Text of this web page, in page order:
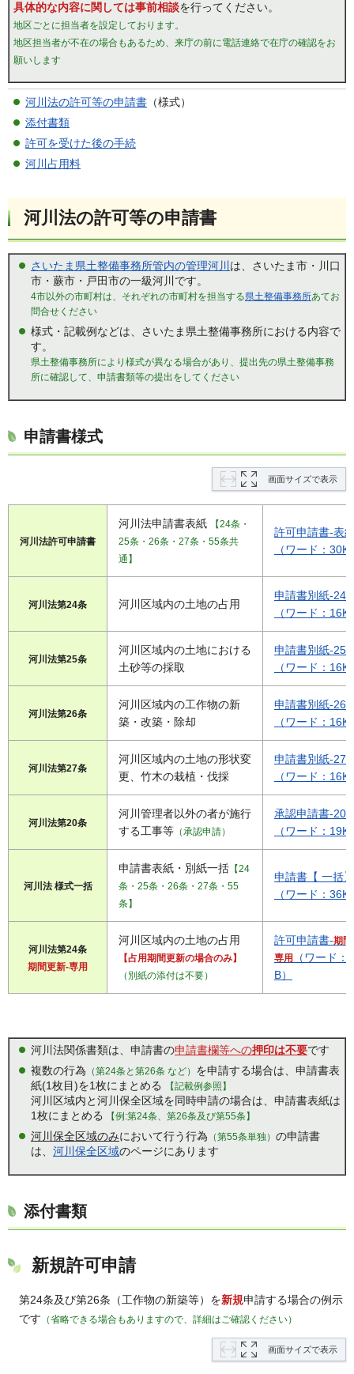
具体的な内容に関しては事前相談を行ってください。
地区ごとに担当者を設定しております。
地区担当者が不在の場合もあるため、来庁の前に電話連絡で在庁の確認をお
願いします
河川法の許可等の申請書 （様式）
添付書類
許可を受けた後の手続
河川占用料
河川法の許可等の申請書
さいたま県土整備事務所管内の管理河川 は、さいたま市・川口
市・蕨市・戸田市の一級河川です。
4市以外の市町村は、それぞれの市町村を担当する県土整備事務所あてお
問合せください
様式・記載例などは、さいたま県土整備事務所における内容で
す。
県土整備事務所により様式が異なる場合があり、提出先の県土整備事務
所に確認して、申請書類等の提出をしてください
申請書様式
画面サイズで表示
河川法許可申請書
河川法申請書表紙
【24条・
25条・26条・27条・55条共
通】
許可申請書-表
（ワード：
河川法第24条 河川区域内の土地の占用
申請書別紙-24
（ワード：
河川法第25条
河川区域内の土地における
土砂等の採取
申請書別紙-25
（ワード：
河川法第26条
河川区域内の工作物の新
築・改築・除却
申請書別紙-26
（ワード：
河川法第27条
河川区域内の土地の形状変
更、竹木の栽植・伐採
申請書別紙-27
（ワード：
河川法第20条
河川管理者以外の者が施行
する工事等 （承認申請）
承認申請書-20
（ワード：
河川法 様式一括
申請書表紙・別紙一括 【24
条・25条・26条・27条・55
条】
申請書【 一括】
（ワード：
河川法第24条
期間更新-専用
河川区域内の土地の占用
【占用期間更新の場合のみ】
（別紙の添付は不要）
許可申請書-期
専用
（ワード：
B）
河川法関係書類は、申請書の申請書欄等への押印は不要です
複数の行為 （第24条と第26条 など） を申請する場合は、申請書表
紙(1枚目)を1枚にまとめる
【記載例参照】
河川区域内と河川保全区域を同時申請の場合は、申請書表紙は
1枚にまとめる
【例:第24条、第26条及び第55条】
河川保全区域のみにおいて行う行為 （第55条単独） の申請書
は、 河川保全区域のページにあります
添付書類
新規許可申請
第24条及び第26条（工作物の新築等）を新規申請する場合の例示
です （省略できる場合もありますので、詳細はご確認ください）
画面サイズで表示